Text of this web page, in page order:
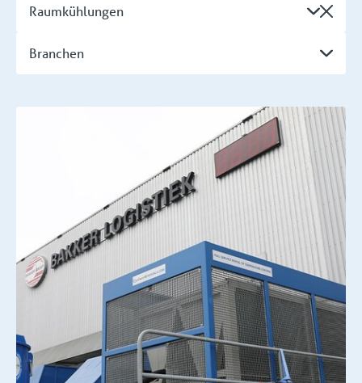
Raumkühlungen
Branchen